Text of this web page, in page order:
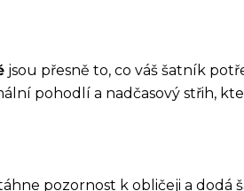
jsou přesně to, co váš šatník
pohodlí a nadčasový střih,
pozornost k obličeji a dodá